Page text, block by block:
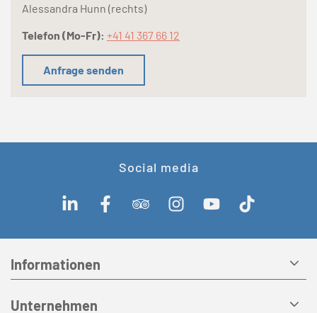
Alessandra Hunn (rechts)
Telefon (Mo-Fr): +41 41 367 66 12
Anfrage senden
Social media
Informationen
Unternehmen